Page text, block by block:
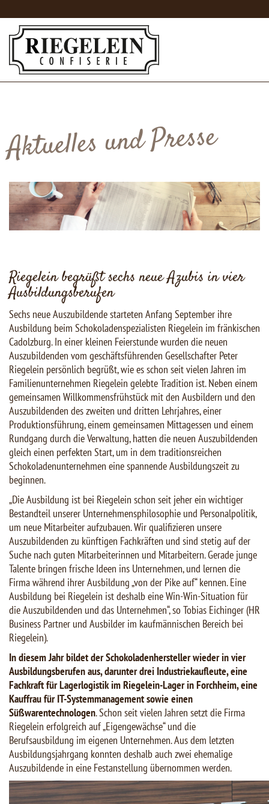
Aktuelles und Presse
Riegelein begrüßt sechs neue Azubis in vier
Ausbildungsberufen
Sechs neue Auszubildende starteten Anfang September ihre
Ausbildung beim Schokoladenspezialisten Riegelein im fränkischen
Cadolzburg. In einer kleinen Feierstunde wurden die neuen
Auszubildenden vom geschäftsführenden Gesellschafter Peter
Riegelein persönlich begrüßt, wie es schon seit vielen Jahren im
Familienunternehmen Riegelein gelebte Tradition ist. Neben einem
gemeinsamen Willkommensfrühstück mit den Ausbildern und den
Auszubildenden des zweiten und dritten Lehrjahres, einer
Produktionsführung, einem gemeinsamen Mittagessen und einem
Rundgang durch die Verwaltung, hatten die neuen Auszubildenden
gleich einen perfekten Start, um in dem traditionsreichen
Schokoladenunternehmen eine spannende Ausbildungszeit zu
beginnen.
„Die Ausbildung ist bei Riegelein schon seit jeher ein wichtiger
Bestandteil unserer Unternehmensphilosophie und Personalpolitik,
um neue Mitarbeiter aufzubauen. Wir qualifizieren unsere
Auszubildenden zu künftigen Fachkräften und sind stetig auf der
Suche nach guten Mitarbeiterinnen und Mitarbeitern. Gerade junge
Talente bringen frische Ideen ins Unternehmen, und lernen die
Firma während ihrer Ausbildung „von der Pike auf“ kennen. Eine
Ausbildung bei Riegelein ist deshalb eine Win-Win-Situation für
die Auszubildenden und das Unternehmen“, so Tobias Eichinger (HR
Business Partner und Ausbilder im kaufmännischen Bereich bei
Riegelein).
In diesem Jahr bildet der Schokoladenhersteller wieder in vier
Ausbildungsberufen aus, darunter drei Industriekaufleute, eine
Fachkraft für Lagerlogistik im Riegelein-Lager in Forchheim, eine
Kauffrau für IT-Systemmanagement sowie einen
Süßwarentechnologen. Schon seit vielen Jahren setzt die Firma
Riegelein erfolgreich auf „Eigengewächse“ und die
Berufsausbildung im eigenen Unternehmen. Aus dem letzten
Ausbildungsjahrgang konnten deshalb auch zwei ehemalige
Auszubildende in eine Festanstellung übernommen werden.